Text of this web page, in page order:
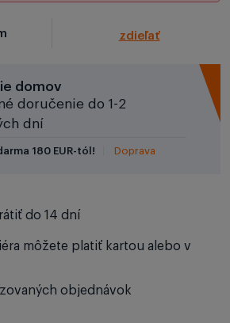
zdieľať
domov
doručenie do 1-2
dní
180 EUR-tól! Doprava
do 14 dní
môžete platiť kartou alebo v
objednávok